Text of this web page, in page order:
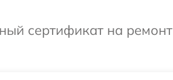
сертификат на ремонт